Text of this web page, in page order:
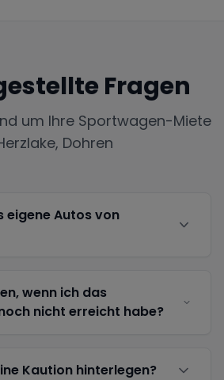
Fragen
um Ihre Sportwagen-Miete
Dohren
eigene Autos von
wenn ich das
nicht erreicht habe?
Kaution hinterlegen?